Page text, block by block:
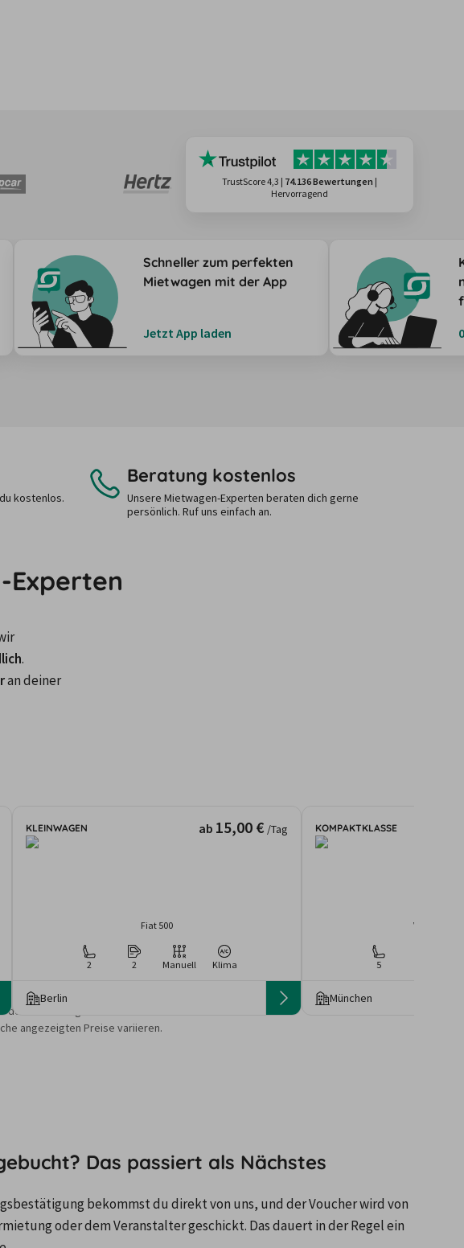
TrustScore 4,3 | 74.136 Bewertungen |
Hervorragend
Schneller zum perfekten
Mietwagen mit der App
Jetzt App laden
kostenlos.
Beratung kostenlos
Unsere Mietwagen-Experten beraten dich gerne
persönlich. Ruf uns einfach an.
Experten
. Dafür vergleichen wir
.
an deiner
KLEINWAGEN ab 15,00 € /Tag
Fiat 500
2 2 Manuell Klima
Berlin
KOMPAKTKLASSE
Volkswagen
5
München
letzten Tage. Da die Preise von der
angezeigten Preise variieren.
Das passiert als Nächstes
bekommst du direkt von uns, und der Voucher wird von
oder dem Veranstalter geschickt. Das dauert in der Regel ein